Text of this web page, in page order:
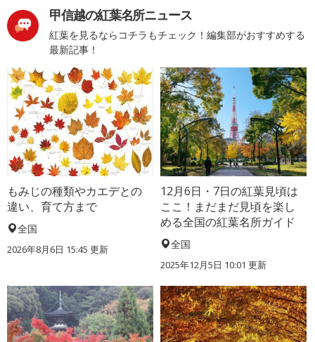
甲信越の紅葉名所ニュース
紅葉を見るならコチラもチェック！編集部がおすすめする
最新記事！
もみじの種類やカエデとの
違い、育て方まで
全国
2026年8月6日 15:45 更新
12月6日・7日の紅葉見頃は
ここ！まだまだ見頃を楽し
める全国の紅葉名所ガイド
全国
2025年12月5日 10:01 更新